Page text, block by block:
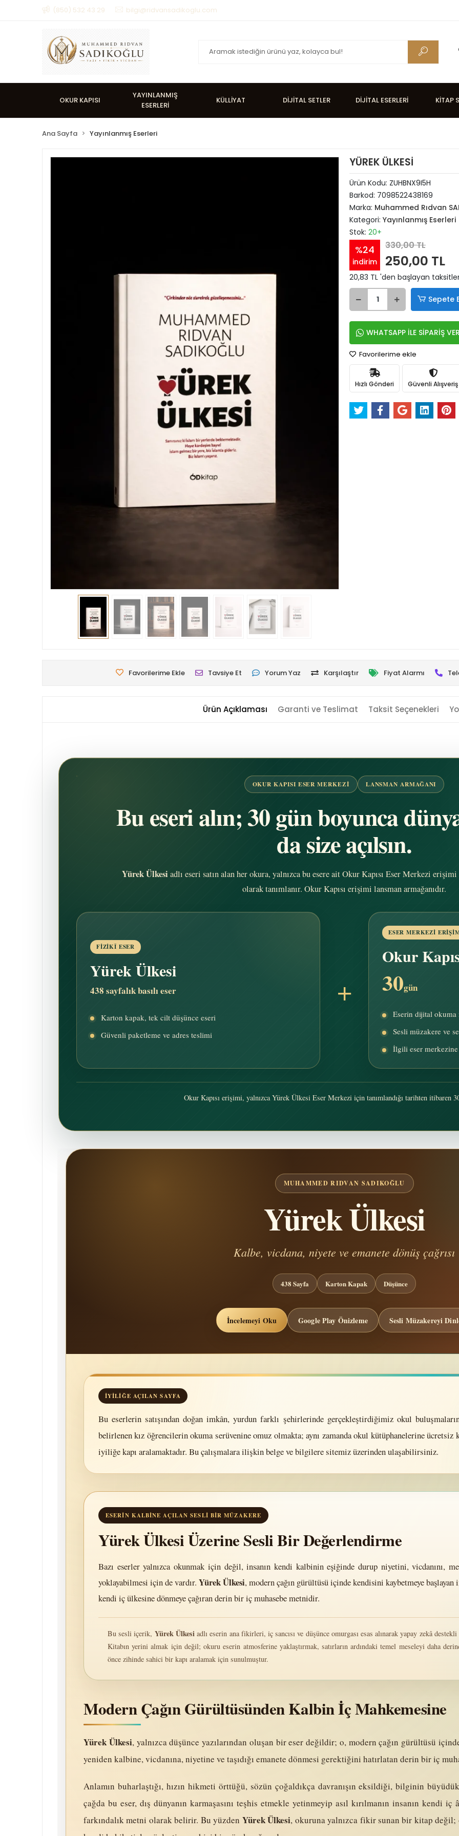
(850) 532 43 29 bilgi@ridvansadikoglu.com
OKUR KAPISI
YAYINLANMIŞ
ESERLERİ
KÜLLİYAT DİJİTAL SETLER DİJİTAL ESERLERİ KİTAP
Ana Sayfa Yayınlanmış Eserleri
YÜREK ÜLKESİ
Ürün Kodu: ZUHBNX9I5H
Barkod: 7098522438169
Marka: Muhammed Rıdvan
Kategori: Yayınlanmış Eserleri
Stok: 20+
%24
indirim
330,00 TL
250,00 TL
20,83 TL 'den başlayan
Sepete
WHATSAPP İLE SİPARİŞ
Favorilerime ekle
Hızlı Gönderi Güvenli Alışveriş
Favorilerime Ekle Tavsiye Et Yorum Yaz Karşılaştır Fiyat Alarmı
Ürün Açıklaması Garanti ve Teslimat Taksit Seçenekleri
OKUR KAPISI ESER MERKEZI LANSMAN ARMAĞANI
Bu eseri alın; 30 gün boyunca
da size açılsın.
Yürek Ülkesi adlı eseri satın alan her okura, yalnızca bu esere ait Okur Kapısı Eser Merkezi
olarak tanımlanır. Okur Kapısı erişimi lansman armağanıdır.
FIZIKÎ ESER
Yürek Ülkesi
438 sayfalık basılı eser
Karton kapak, tek cilt düşünce eseri
Güvenli paketleme ve adres teslimi
+
ESER MERKEZI
Okur
30gün
Eserin dijital okuma
Sesli müzakere ve
İlgili eser
Okur Kapısı erişimi, yalnızca Yürek Ülkesi Eser Merkezi için tanımlandığı tarihten itibaren
MUHAMMED RIDVAN SADIKOĞLU
Yürek Ülkesi
Kalbe, vicdana, niyete ve emanete dönüş çağrısı
438 Sayfa Karton Kapak Düşünce
İncelemeyi Oku Google Play Önizleme Sesli Müzakereyi
İYILIĞE AÇILAN SAYFA
Bu eserlerin satışından doğan imkân, yurdun farklı şehirlerinde gerçekleştirdiğimiz okul
belirlenen kız öğrencilerin okuma serüvenine omuz olmakta; aynı zamanda okul kütüphanelerine
iyiliğe kapı aralamaktadır. Bu çalışmalara ilişkin belge ve bilgilere sitemiz üzerinden ulaşabilirsiniz.
ESERIN KALBINE AÇILAN SESLI BIR MÜZAKERE
Yürek Ülkesi Üzerine Sesli Bir Değerlendirme
Bazı eserler yalnızca okunmak için değil, insanın kendi kalbinin eşiğinde durup niyetini, vicdanını,
yoklayabilmesi için de vardır. Yürek Ülkesi, modern çağın gürültüsü içinde kendisini kaybetmeye başlayan
kendi iç ülkesine dönmeye çağıran derin bir iç muhasebe metnidir.
Bu sesli içerik, Yürek Ülkesiadlı eserin ana fikirleri, iç sancısı ve düşünce omurgası esas alınarak yapay zekâ
Kitabın yerini almak için değil; okuru eserin atmosferine yaklaştırmak, satırların ardındaki temel meseleyi daha
önce zihinde sahici bir kapı aralamak için sunulmuştur.
Modern Çağın Gürültüsünden Kalbin İç Mahkemesine
Yürek Ülkesi, yalnızca düşünce yazılarından oluşan bir eser değildir; o, modern çağın gürültüsü
yeniden kalbine, vicdanına, niyetine ve taşıdığı emanete dönmesi gerektiğini hatırlatan derin bir iç
Anlamın buharlaştığı, hızın hikmeti örttüğü, sözün çoğaldıkça davranışın eksildiği, bilginin
çağda bu eser, dış dünyanın karmaşasını teşhis etmekle yetinmeyip asıl kırılmanın insanın kendi
farkındalık metni olarak belirir. Bu yüzden Yürek Ülkesi, okuruna yalnızca fikir sunan bir kitap